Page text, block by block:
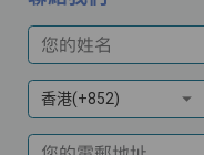
您的姓名
香港(+852)